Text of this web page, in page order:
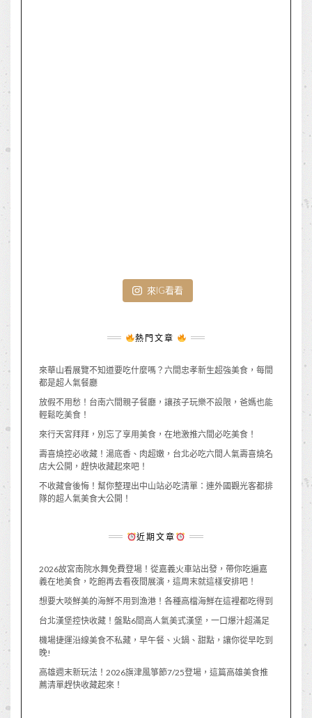
來IG看看
熱門文章
來華山看展覽不知道要吃什麼嗎？六間忠孝新生超強美食，每間
都是超人氣餐廳
放假不用愁！台南六間親子餐廳，讓孩子玩樂不設限，爸媽也能
輕鬆吃美食！
來行天宮拜拜，別忘了享用美食，在地激推六間必吃美食！
壽喜燒控必收藏！湯底香、肉超嫩，台北必吃六間人氣壽喜燒名
店大公開，趕快收藏起來吧！
不收藏會後悔！幫你整理出中山站必吃清單：連外國觀光客都排
隊的超人氣美食大公開！
近期文章
2026故宮南院水舞免費登場！從嘉義火車站出發，帶你吃遍嘉
義在地美食，吃飽再去看夜間展演，這周末就這樣安排吧！
想要大啖鮮美的海鮮不用到漁港！各種高檔海鮮在這裡都吃得到
台北漢堡控快收藏！盤點6間高人氣美式漢堡，一口爆汁超滿足
機場捷運沿線美食不私藏，早午餐、火鍋、甜點，讓你從早吃到
晚!
高雄週末新玩法！2026旗津風箏節7/25登場，這篇高雄美食推
薦清單趕快收藏起來！